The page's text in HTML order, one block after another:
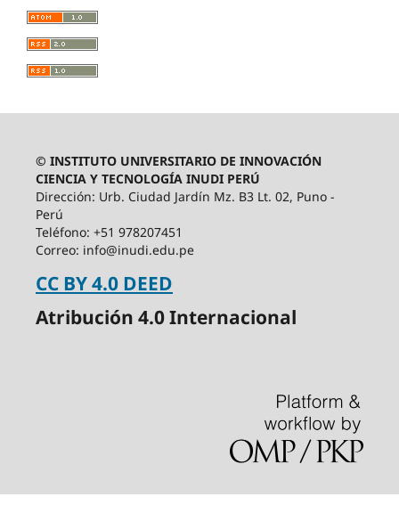
© INSTITUTO UNIVERSITARIO DE INNOVACIÓN
CIENCIA Y TECNOLOGÍA INUDI PERÚ
Dirección: Urb. Ciudad Jardín Mz. B3 Lt. 02, Puno -
Perú
Teléfono: +51 978207451
Correo: info@inudi.edu.pe
CC BY 4.0 DEED
Atribución 4.0 Internacional